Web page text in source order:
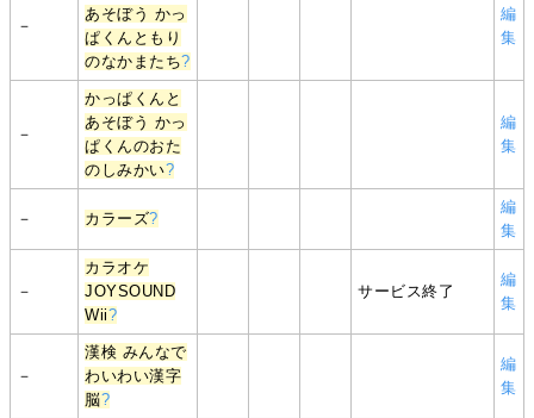
－
あそぼう かっ
ぱくんともり
のなかまたち?
編
集
－
かっぱくんと
あそぼう かっ
ぱくんのおた
のしみかい?
編
集
－ カラーズ?
編
集
－
カラオケ
JOYSOUND
Wii?
サービス終了
編
集
－
漢検 みんなで
わいわい漢字
脳?
編
集